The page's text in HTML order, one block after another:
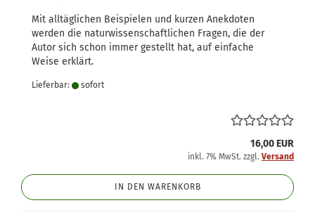
Mit alltäglichen Beispielen und kurzen Anekdoten
werden die naturwissenschaftlichen Fragen, die der
Autor sich schon immer gestellt hat, auf einfache
Weise erklärt.
Lieferbar: sofort
16,00 EUR
inkl. 7% MwSt. zzgl. Versand
IN DEN WARENKORB